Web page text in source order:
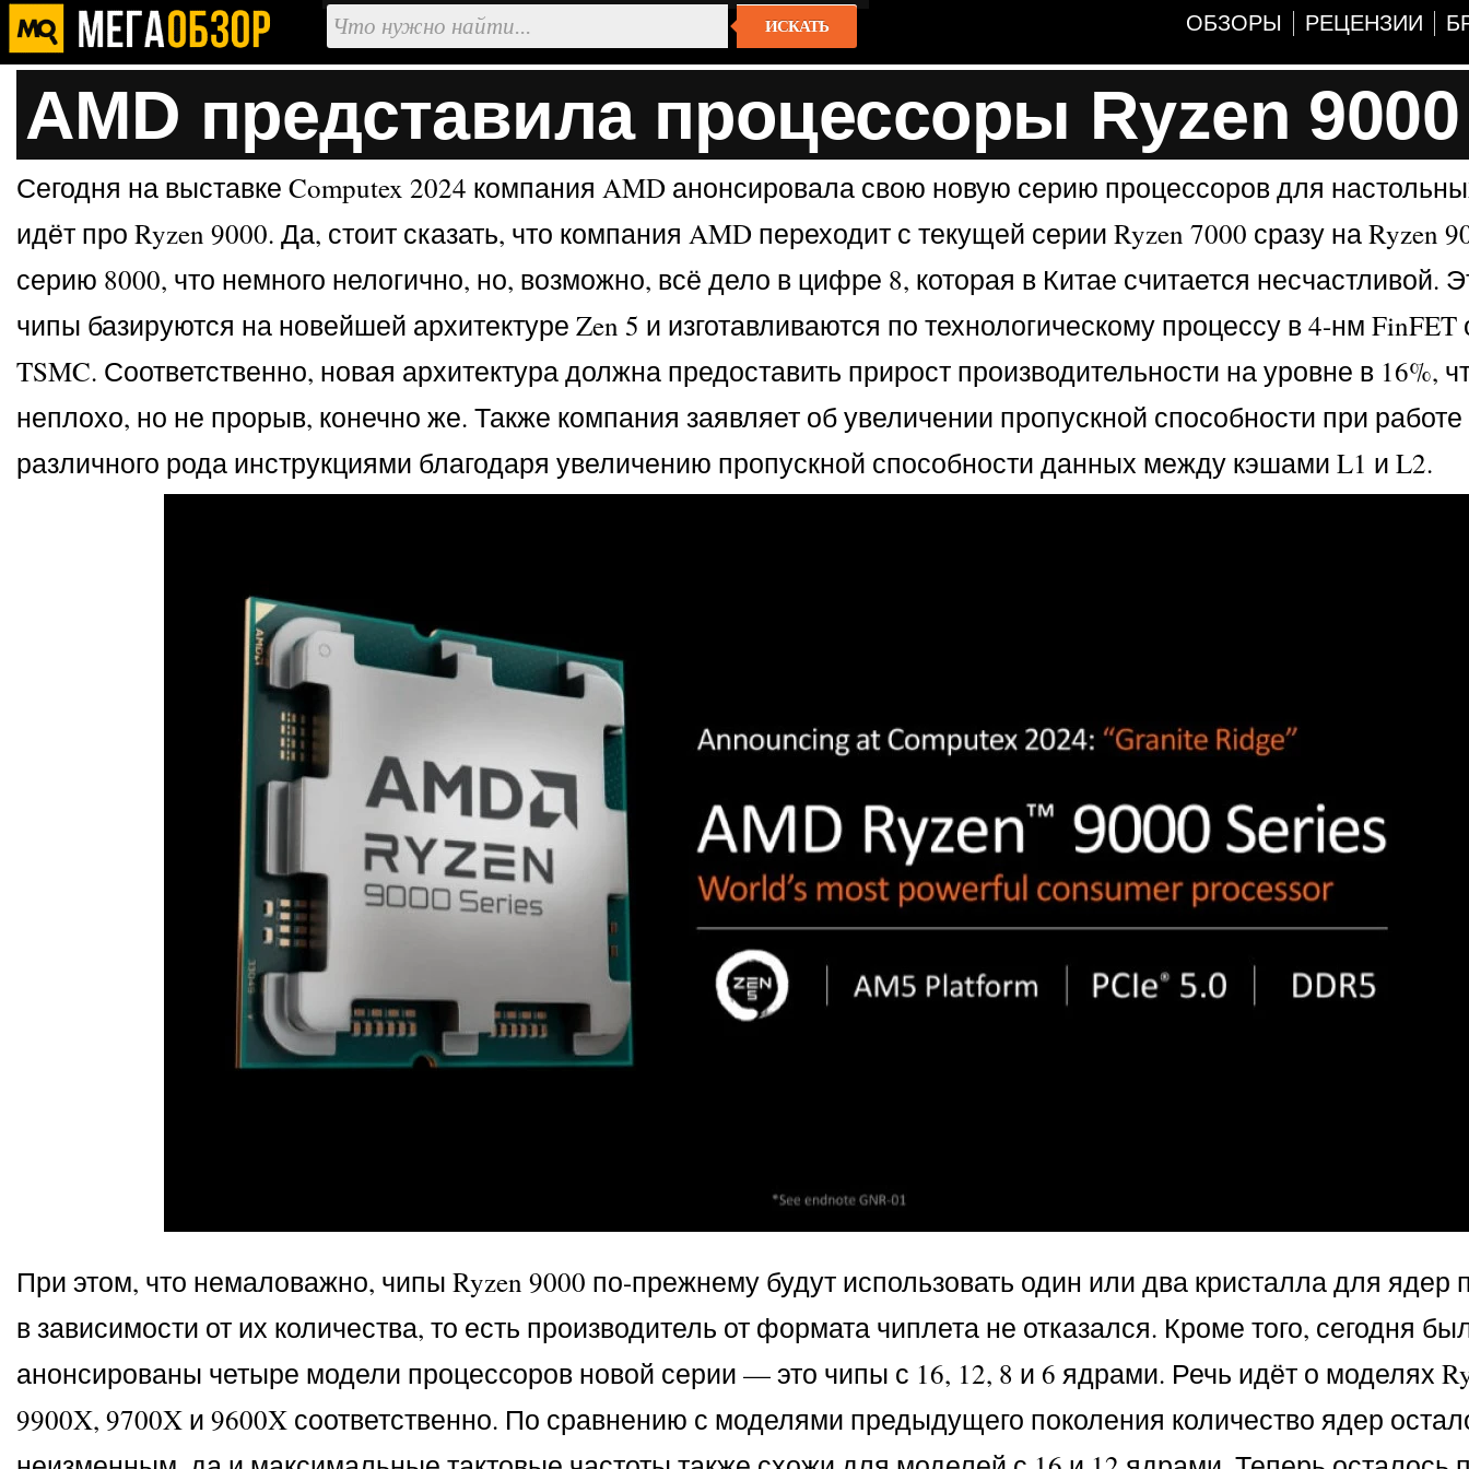
ИСКАТЬ ОБЗОРЫ РЕЦЕНЗИИ
AMD представила процессоры Ryzen 9000
Сегодня на выставке Computex 2024 компания AMD анонсировала свою новую серию процессоров для
идёт про Ryzen 9000. Да, стоит сказать, что компания AMD переходит с текущей серии Ryzen 7000 сразу на Ryzen
серию 8000, что немного нелогично, но, возможно, всё дело в цифре 8, которая в Китае считается несчастливой.
чипы базируются на новейшей архитектуре Zen 5 и изготавливаются по технологическому процессу в 4-нм FinFET
TSMC. Соответственно, новая архитектура должна предоставить прирост производительности на уровне в 16%,
неплохо, но не прорыв, конечно же. Также компания заявляет об увеличении пропускной способности при работе
различного рода инструкциями благодаря увеличению пропускной способности данных между кэшами L1 и L2.
При этом, что немаловажно, чипы Ryzen 9000 по-прежнему будут использовать один или два кристалла для ядер
в зависимости от их количества, то есть производитель от формата чиплета не отказался. Кроме того, сегодня
анонсированы четыре модели процессоров новой серии — это чипы с 16, 12, 8 и 6 ядрами. Речь идёт о моделях
9900X, 9700X и 9600X соответственно. По сравнению с моделями предыдущего поколения количество ядер